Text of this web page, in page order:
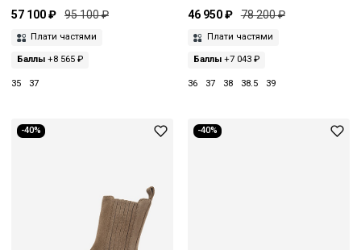
57 100 ₽ 95 100 ₽
Плати частями
Баллы +8 565 ₽
35 37
46 950 ₽ 78 200 ₽
Плати частями
Баллы+7 043 ₽
36 37 38 38.5 39
-40% -40%